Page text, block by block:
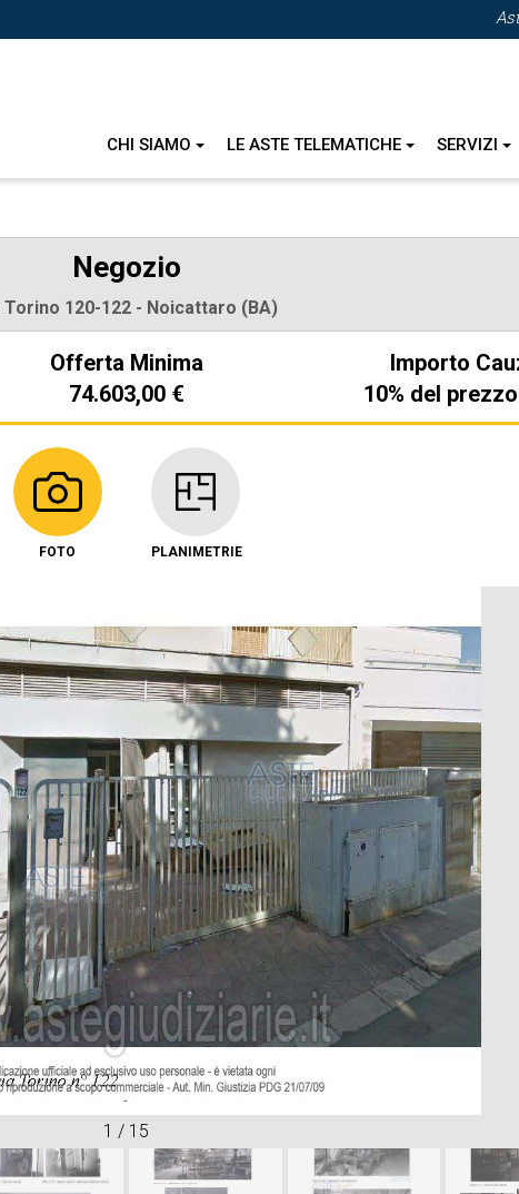
CHI SIAMO LE ASTE TELEMATICHE SERVIZI
Negozio
Torino 120-122 - Noicattaro (BA)
Offerta Minima
74.603,00 €
Importo
10% del
FOTO PLANIMETRIE
1 / 15